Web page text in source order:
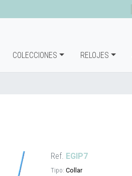
COLECCIONES RELOJES
Ref. EGIP7
Tipo: Collar